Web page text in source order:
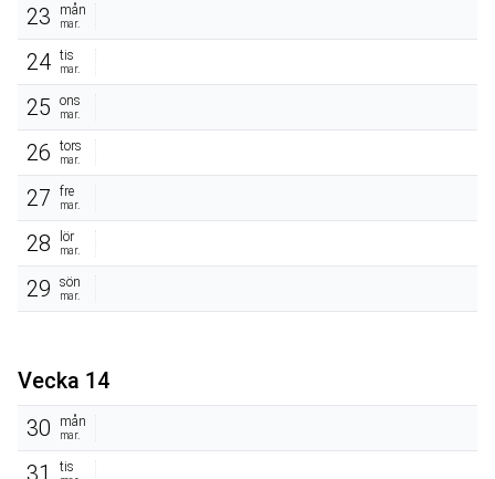
23
mån
mar.
24 tis
mar.
25 ons
mar.
26 tors
mar.
27 fre
mar.
28 lör
mar.
29 sön
mar.
Vecka 14
30
mån
mar.
31 tis